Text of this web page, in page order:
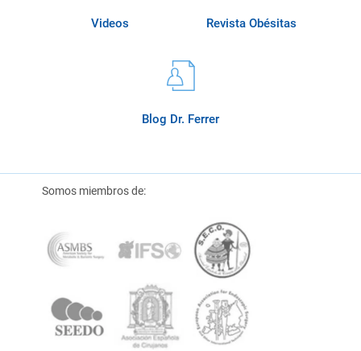
Videos Revista Obésitas
Blog Dr. Ferrer
Somos miembros de: